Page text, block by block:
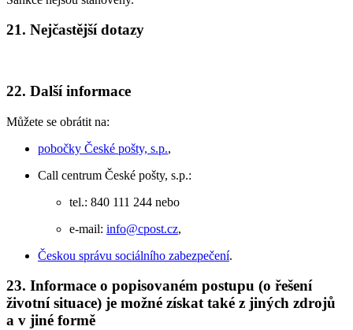
21. Nejčastější dotazy
22. Další informace
Můžete se obrátit na:
pobočky České pošty, s.p.,
Call centrum České pošty, s.p.:
tel.: 840 111 244 nebo
e-mail: info@cpost.cz,
Českou správu sociálního zabezpečení.
23. Informace o popisovaném postupu (o řešení
životní situace) je možné získat také z jiných zdrojů
a v jiné formě